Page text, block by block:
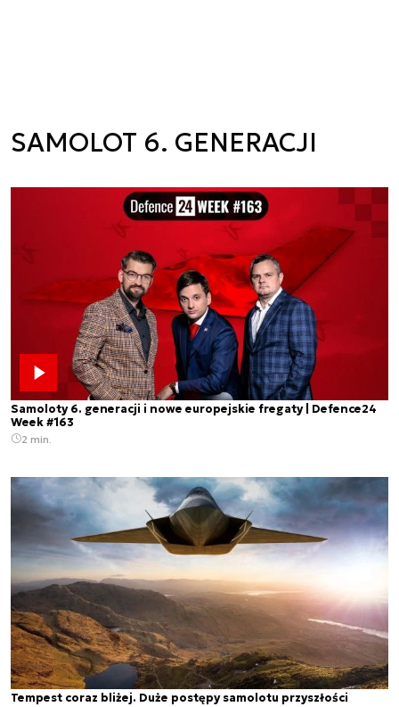
SAMOLOT 6. GENERACJI
Samoloty 6. generacji i nowe europejskie fregaty | Defence24
Week #163
2 min.
Tempest coraz bliżej. Duże postępy samolotu przyszłości